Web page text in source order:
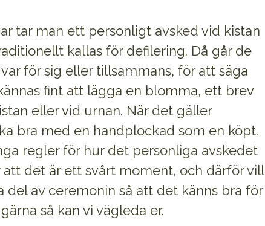
tar man ett personligt avsked vid kistan
kallas för defilering. Då går de
för sig eller tillsammans, för att säga
fint att lägga en blomma, ett brev
eller vid urnan. När det gäller
bra med en handplockad som en köpt.
regler för hur det personliga avskedet
att det är ett svårt moment, och därför vill
del av ceremonin så att det känns bra för
så kan vi vägleda er.